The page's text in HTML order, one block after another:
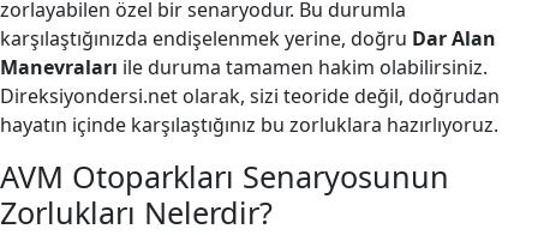
zorlayabilen özel bir senaryodur. Bu durumla
karşılaştığınızda endişelenmek yerine, doğru Dar Alan
Manevraları ile duruma tamamen hakim olabilirsiniz.
Direksiyondersi.net olarak, sizi teoride değil, doğrudan
hayatın içinde karşılaştığınız bu zorluklara hazırlıyoruz.
AVM Otoparkları Senaryosunun
Zorlukları Nelerdir?